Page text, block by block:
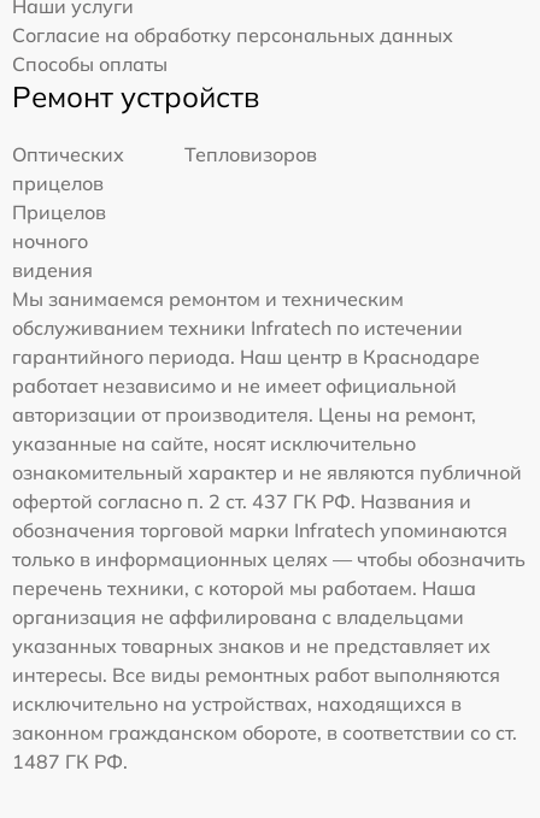
Наши услуги
Согласие на обработку персональных данных
Способы оплаты
Ремонт устройств
Оптических
прицелов
Тепловизоров
Прицелов
ночного
видения
Мы занимаемся ремонтом и техническим
обслуживанием техники Infratech по истечении
гарантийного периода. Наш центр в Краснодаре
работает независимо и не имеет официальной
авторизации от производителя. Цены на ремонт,
указанные на сайте, носят исключительно
ознакомительный характер и не являются публичной
офертой согласно п. 2 ст. 437 ГК РФ. Названия и
обозначения торговой марки Infratech упоминаются
только в информационных целях — чтобы обозначить
перечень техники, с которой мы работаем. Наша
организация не аффилирована с владельцами
указанных товарных знаков и не представляет их
интересы. Все виды ремонтных работ выполняются
исключительно на устройствах, находящихся в
законном гражданском обороте, в соответствии со ст.
1487 ГК РФ.